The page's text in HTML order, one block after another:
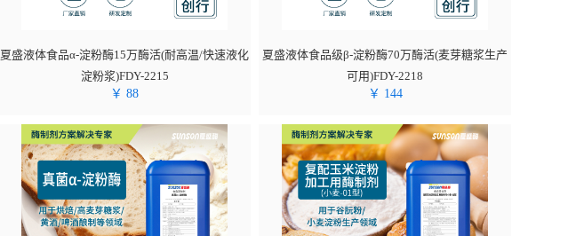
夏盛液体食品α-淀粉酶15万酶活(耐高温/快速液化
淀粉浆)FDY-2215
￥ 88
夏盛液体食品级β-淀粉酶70万酶活(麦芽糖浆生产
可用)FDY-2218
￥ 144